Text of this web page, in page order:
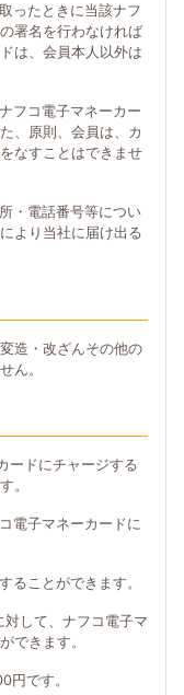
ったときに当該ナフ
署名を行わなければ
は、会員本人以外は
フコ電子マネーカー
、原則、会員は、カ
なすことはできませ
・電話番号等につい
より当社に届け出る
造・改ざんその他の
ん。
ードにチャージする
。
電子マネーカードに
ることができます。
して、ナフコ電子マ
できます。
円です。